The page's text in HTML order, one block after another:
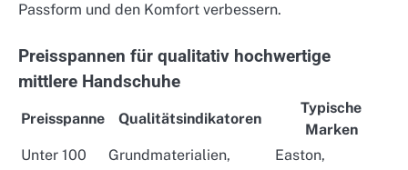
Passform und den Komfort verbessern.
Preisspannen für qualitativ hochwertige
mittlere Handschuhe
Preisspanne Qualitätsindikatoren
Typische
Marken
Unter 100
Grundmaterialien,
Easton,